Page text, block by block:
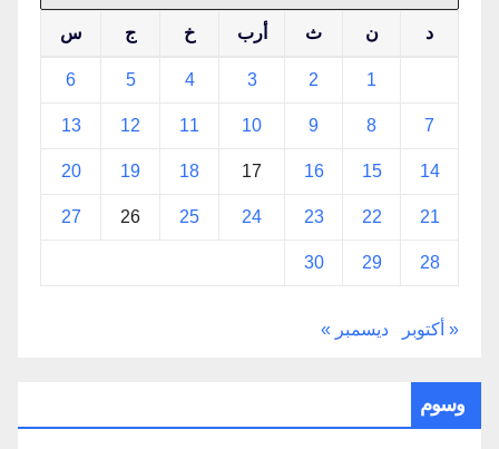
د ن ث أرب خ ج س
1
2
3
4
5
6
7
8
9
10
11
12
13
14
15
16
17
18
19
20
21
22
23
24
25
26
27
28
29
30
« أكتوبر ديسمبر »
وسوم